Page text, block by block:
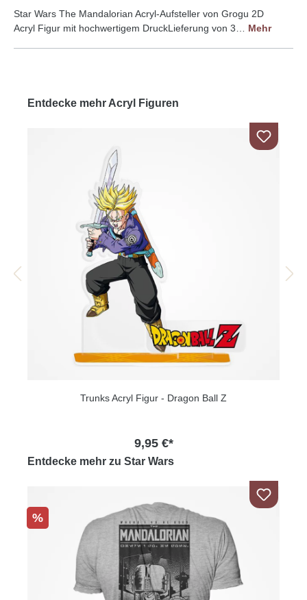
Star Wars The Mandalorian Acryl-Aufsteller von Grogu 2D
Acryl Figur mit hochwertigem DruckLieferung von 3… Mehr
Entdecke mehr Acryl Figuren
Trunks Acryl Figur - Dragon Ball Z
9,95 €*
Entdecke mehr zu Star Wars
%